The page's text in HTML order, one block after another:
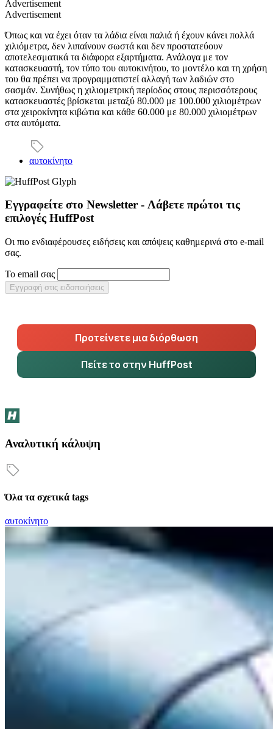
Advertisement
Advertisement
Όπως και να έχει όταν τα λάδια είναι παλιά ή έχουν κάνει πολλά
χιλιόμετρα, δεν λιπαίνουν σωστά και δεν προστατεύουν
αποτελεσματικά τα διάφορα εξαρτήματα. Ανάλογα με τον
κατασκευαστή, τον τύπο του αυτοκινήτου, το μοντέλο και τη χρήση
του θα πρέπει να προγραμματιστεί αλλαγή των λαδιών στο
σασμάν. Συνήθως η χιλιομετρική περίοδος στους περισσότερους
κατασκευαστές βρίσκεται μεταξύ 80.000 με 100.000 χιλιομέτρων
στα χειροκίνητα κιβώτια και κάθε 60.000 με 80.000 χιλιομέτρων
στα αυτόματα.
αυτοκίνητο
Εγγραφείτε στο Newsletter - Λάβετε πρώτοι τις
επιλογές HuffPost
Οι πιο ενδιαφέρουσες ειδήσεις και απόψεις καθημερινά στο e-mail
σας.
Το email σας
Εγγραφή στις ειδοποιήσεις
Προτείνετε μια διόρθωση
Πείτε το στην HuffPost
Αναλυτική κάλυψη
Όλα τα σχετικά tags
αυτοκίνητο